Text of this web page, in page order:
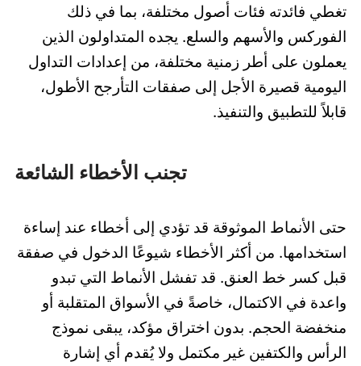
تغطي فائدته فئات أصول مختلفة، بما في ذلك
الفوركس والأسهم والسلع. يجده المتداولون الذين
يعملون على أطر زمنية مختلفة، من إعدادات التداول
اليومية قصيرة الأجل إلى صفقات التأرجح الأطول،
قابلاً للتطبيق والتنفيذ.
تجنب الأخطاء الشائعة
حتى الأنماط الموثوقة قد تؤدي إلى أخطاء عند إساءة
استخدامها. من أكثر الأخطاء شيوعًا الدخول في صفقة
قبل كسر خط العنق. قد تفشل الأنماط التي تبدو
واعدة في الاكتمال، خاصةً في الأسواق المتقلبة أو
منخفضة الحجم. بدون اختراق مؤكد، يبقى نموذج
الرأس والكتفين غير مكتمل ولا يُقدم أي إشارة